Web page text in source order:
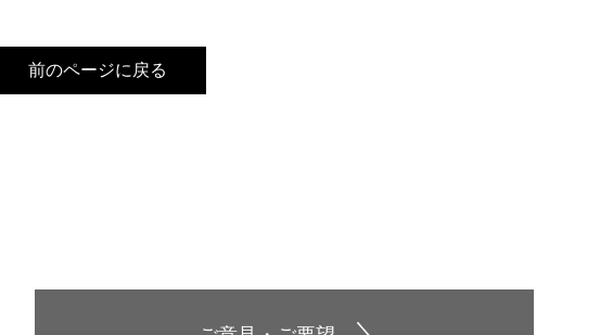
前のページに戻る